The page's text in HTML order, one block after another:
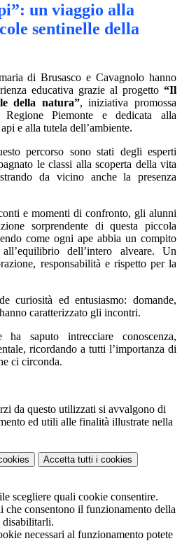
un viaggio alla
sentinelle della
di Brusasco e Cavagnolo hanno
educativa grazie al progetto “Il
della natura”, iniziativa promossa
Piemonte e dedicata alla
e alla tutela dell’ambiente.
percorso sono stati degli esperti
le classi alla scoperta della vita
da vicino anche la presenza
e momenti di confronto, gli alunni
sorprendente di questa piccola
come ogni ape abbia un compito
dell’intero alveare. Un
responsabilità e rispetto per la
curiosità ed entusiasmo: domande,
caratterizzato gli incontri.
saputo intrecciare conoscenza,
ricordando a tutti l’importanza di
ci circonda.
da questo utilizzati si avvalgono di
ed utili alle finalità illustrate nella
Accetta tutti i cookies
scegliere quali cookie consentire.
che consentono il funzionamento della
disabilitarli.
necessari al funzionamento potete